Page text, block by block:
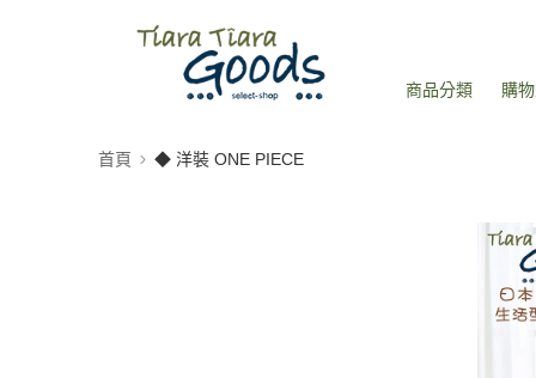
商品分類 購
首頁 ◆ 洋裝 ONE PIECE